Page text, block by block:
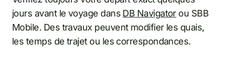
jours avant le voyage dans DB Navigatorou SBB
Mobile. Des travaux peuvent modifier les quais,
les temps de trajet ou les correspondances.